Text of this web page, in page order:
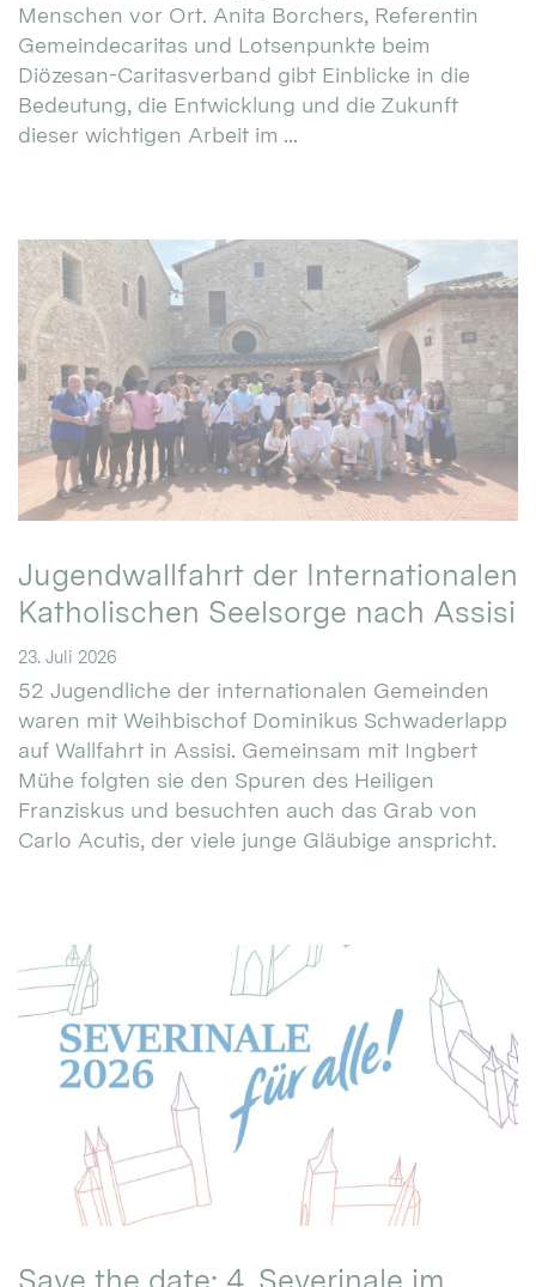
Menschen vor Ort. Anita Borchers, Referentin
Gemeindecaritas und Lotsenpunkte beim
Diözesan-Caritasverband gibt Einblicke in die
Bedeutung, die Entwicklung und die Zukunft
dieser wichtigen Arbeit im ...
Jugendwallfahrt der Internationalen
Katholischen Seelsorge nach Assisi
23. Juli 2026
52 Jugendliche der internationalen Gemeinden
waren mit Weihbischof Dominikus Schwaderlapp
auf Wallfahrt in Assisi. Gemeinsam mit Ingbert
Mühe folgten sie den Spuren des Heiligen
Franziskus und besuchten auch das Grab von
Carlo Acutis, der viele junge Gläubige anspricht.
Save the date: 4. Severinale im